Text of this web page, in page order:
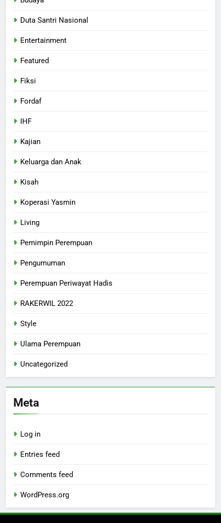
Duta Santri Nasional
Entertainment
Featured
Fiksi
Fordaf
IHF
Kajian
Keluarga dan Anak
Kisah
Koperasi Yasmin
Living
Pemimpin Perempuan
Pengumuman
Perempuan Periwayat Hadis
RAKERWIL 2022
Style
Ulama Perempuan
Uncategorized
Meta
Log in
Entries feed
Comments feed
WordPress.org